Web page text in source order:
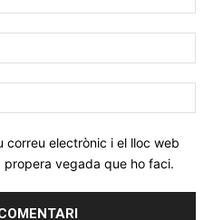
web:
correu electrònic i el lloc web
vegada que ho faci.